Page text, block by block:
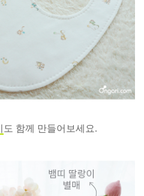
도 함께 만들어보세요.